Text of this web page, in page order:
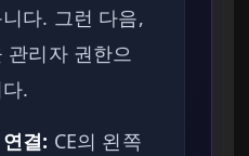
다. 그런 다음,
관리자 권한으
.
결: CE의 왼쪽